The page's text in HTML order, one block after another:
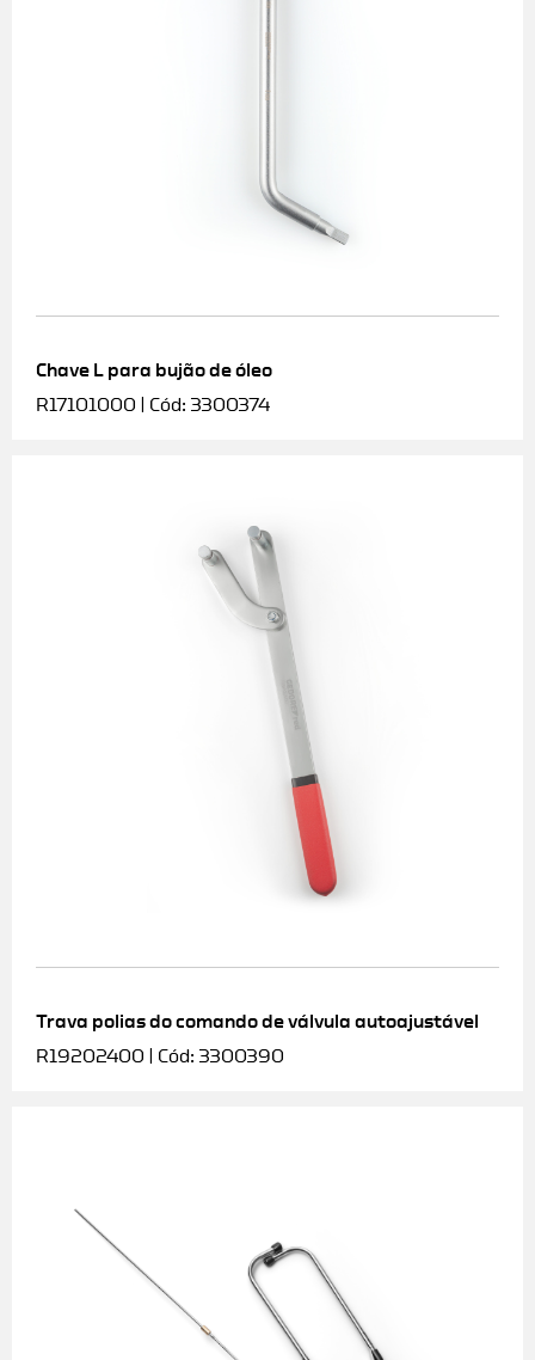
Chave L para bujão de óleo
R17101000 | Cód: 3300374
Trava polias do comando de válvula autoajustável
R19202400 | Cód: 3300390